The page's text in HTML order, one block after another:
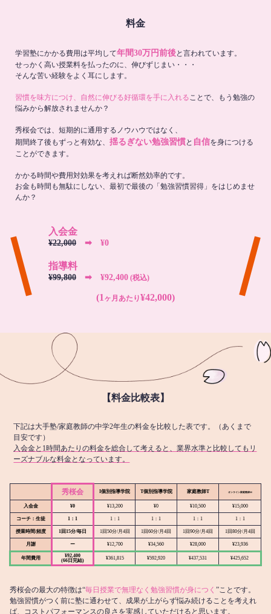
料金
学習塾にかかる費用は平均して年間30万円前後と言われています。
せっかく高い授業料を払ったのに、伸びずじまい・・・
そんな苦い経験をよく耳にします。
習慣を味方につけ、自然に伸びる好循環を手に入れる ことで、もう勉強の
悩みから解放されませんか？
秀桜会では、短期的に通用するノウハウではなく、
期間終了後もずっと有効な、 揺るぎない勉強習慣と 自信を身につける
ことができます。
かかる時間や費用対効果を考えれば断然効率的です。
お金も時間も無駄にしない、最初で最後の「勉強習慣習得」をはじめませ
んか？
入会金
¥22,000 ➡︎ ¥0
指導料
¥99,800 ➡︎ ¥92,400 (税込)
(1 ヶ月あたり¥42,000)
【料金比較表】
下記は大手塾/家庭教師の中学2年生の料金を比較した表です。（あくまで
目安です）
入会金と1時間あたりの料金を総合して考えると、業界水準と比較してもリ
ーズナブルな料金となっています。
秀桜会 I個別指導学院 T個別指導学院 家庭教師T オンライン家庭教師M
入会金 ¥0 ¥13,200 ¥0 ¥10,500 ¥15,000
コーチ：生徒 1：1 1：1 1：1 1：1 1：1
授業時間/頻度 1回15分/毎日 1回50分/月4回 1回60分/月4回 1回90分/月4回 1回80分/月4回
月謝 ー ¥12,700 ¥34,560 ¥28,000 ¥23,936
年間費用
¥92,400
(66日完結)
¥361,815 ¥592,920 ¥437,531 ¥425,652
秀桜会の最大の特徴は“毎日授業で無理なく勉強習慣が身につく ”ことです。
勉強習慣がつく前に塾に通わせて、成果が上がらず悩み続けることを考えれ
ば、コストパフォーマンスの良さを実感していただけると思います。